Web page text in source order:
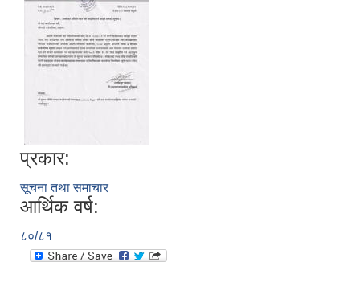
प्रकार:
सूचना तथा समाचार
आर्थिक वर्ष:
८०/८१